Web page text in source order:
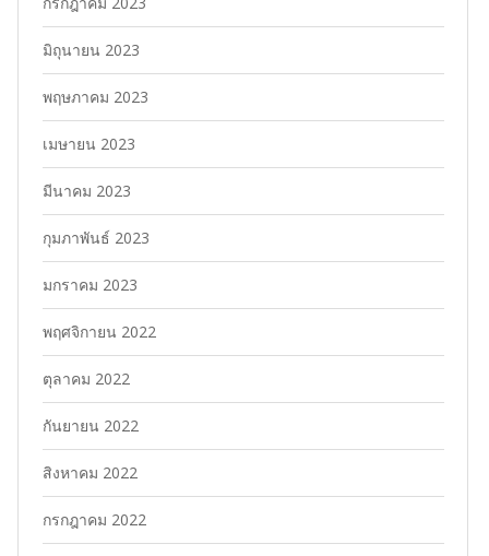
มิถุนายน 2023
พฤษภาคม 2023
เมษายน 2023
มีนาคม 2023
กุมภาพันธ์ 2023
มกราคม 2023
พฤศจิกายน 2022
ตุลาคม 2022
กันยายน 2022
สิงหาคม 2022
กรกฎาคม 2022